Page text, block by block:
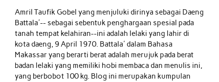
Amril Taufik Gobelyang menjuluki dirinya sebagai Daeng
Battala'-- sebagai sebentuk penghargaan spesial pada
tanah tempat kelahiran--ini adalah lelaki yang lahir di
kota daeng, 9 April 1970. Battala' dalam Bahasa
Makassar yang berarti berat adalah merujuk pada berat
badan lelaki yang memiliki hobi membaca dan menulis ini,
yang berbobot 100 kg. Blog ini merupakan kumpulan